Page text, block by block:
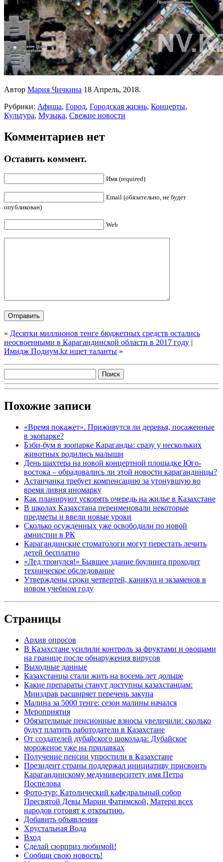
Автор Мария Чичкина 18 Апрель, 2018.
Рубрики: Афиша, Город, Городская жизнь, Концерты,
Культура, Музыка, Свежие новости
Комментариев нет
Оставить коммент.
Имя (required)
Email (обязательно, не будет
опубликован)
Web
« Десятки миллионов тенге бюджетных средств остались
неосвоенными в Карагандинской области в 2017 году |
Имидж Подиум.kz ищет таланты »
Похожие записи
«Время покажет». Приживутся ли деревья, посаженные
в экопарке?
Бэби-бум в зоопарке Караганды: сразу у нескольких
животных родились малыши
День шахтера на новой концертной площадке Юго-
востока – обрадовались ли этой новости карагандинцы?
Астанчанка требует компенсацию за утонувшую во
время ливня иномарку
Как планируют ускорять очередь на жилье в Казахстане
В школах Казахстана переименовали некоторые
предметы и ввели новые уроки
Сколько осужденных уже освободили по новой
амнистии в РК
Карагандинские стоматологи могут перестать лечить
детей бесплатно
«Лед тронулся!» Бывшее здание боулинга проходит
техническое обследование
Утверждены сроки четвертей, каникул и экзаменов в
новом учебном году
Страницы
Архив опросов
В Казахстане усилили контроль за фруктами и овощами
на границе после обнаружения вирусов
Выходные данные
Казахстанцы стали жить на восемь лет дольше
Какие препараты станут доступны казахстанцам:
Минздрав расширяет перечень закупа
Малина за 5000 тенге: сезон малины начался
Мероприятия
Обязательные пенсионные взносы увеличили: сколько
будут платить работодатели в Казахстане
От создателей дубайского шоколада: Дубайское
мороженое уже на прилавках
Получение пенсии упростили в Казахстане
Президент страны поддержал инициативу присвоить
Карагандинскому медуниверситету имя Петра
Поспелова
Фото-тур: Католический кафедральный собор
Пресвятой Девы Марии Фатимской, Матери всех
народов готовят к открытию.
Добавить объявления
Хрустальная Вода
Вход
Сделай сюрприз любимой!
Сообщи свою новость!